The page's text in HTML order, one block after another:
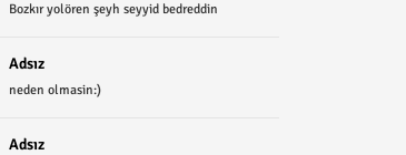
Bozkır yolören şeyh seyyid bedreddin
Adsız
neden olmasin:)
Adsız